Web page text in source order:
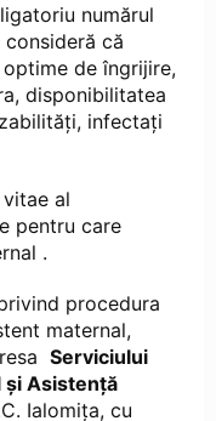
numărul
că
de îngrijire,
disponibilitatea
infectaţi
al
pentru care
.
procedura
maternal,
Serviciului
și Asistență
Ialomița, cu